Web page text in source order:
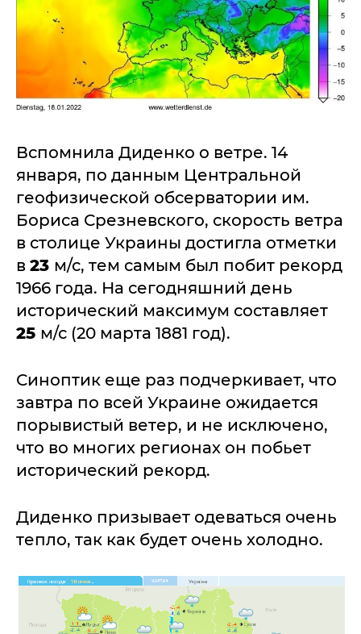
Вспомнила Диденко о ветре. 14
января, по данным Центральной
геофизической обсерватории им.
Бориса Срезневского, скорость ветра
в столице Украины достигла отметки
в 23 м/с, тем самым был побит рекорд
1966 года. На сегодняшний день
исторический максимум составляет
25 м/с (20 марта 1881 год).
Синоптик еще раз подчеркивает, что
завтра по всей Украине ожидается
порывистый ветер, и не исключено,
что во многих регионах он побьет
исторический рекорд.
Диденко призывает одеваться очень
тепло, так как будет очень холодно.